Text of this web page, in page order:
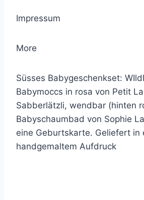
Impressum
More
Süsses Babygeschenkset:
Babymoccs in rosa von Petit
Sabberlätzli, wendbar (hinten
Babyschaumbad von Sophie
eine Geburtskarte. Geliefert in
handgemaltem Aufdruck